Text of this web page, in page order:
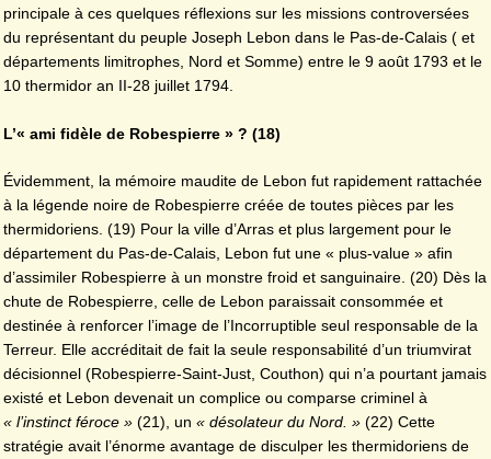
principale à ces quelques réflexions sur les missions controversées
du représentant du peuple Joseph Lebon dans le Pas-de-Calais ( et
départements limitrophes, Nord et Somme) entre le 9 août 1793 et le
10 thermidor an II-28 juillet 1794.
L’« ami fidèle de Robespierre » ? (18)
Évidemment, la mémoire maudite de Lebon fut rapidement rattachée
à la légende noire de Robespierre créée de toutes pièces par les
thermidoriens. (19) Pour la ville d’Arras et plus largement pour le
département du Pas-de-Calais, Lebon fut une « plus-value » afin
d’assimiler Robespierre à un monstre froid et sanguinaire. (20) Dès la
chute de Robespierre, celle de Lebon paraissait consommée et
destinée à renforcer l’image de l’Incorruptible seul responsable de la
Terreur. Elle accréditait de fait la seule responsabilité d’un triumvirat
décisionnel (Robespierre-Saint-Just, Couthon) qui n’a pourtant jamais
existé et Lebon devenait un complice ou comparse criminel à
« l’instinct féroce » (21), un « désolateur du Nord. » (22) Cette
stratégie avait l’énorme avantage de disculper les thermidoriens de